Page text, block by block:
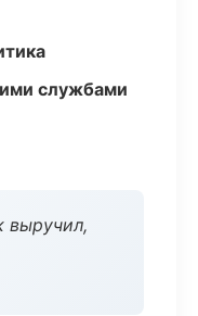
службами
выручил,